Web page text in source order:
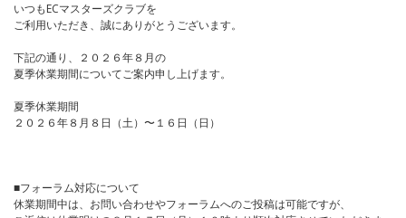
いつもECマスターズクラブを
ご利用いただき、誠にありがとうございます。
下記の通り、２０２６年８月の
夏季休業期間についてご案内申し上げます。
夏季休業期間
２０２６年８月８日（土）〜１６日（日）
■フォーラム対応について
休業期間中は、お問い合わせやフォーラムへのご投稿は可能ですが、